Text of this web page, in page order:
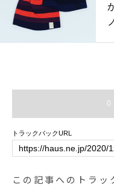
0
トラックバックURL
この記事へのトラッ